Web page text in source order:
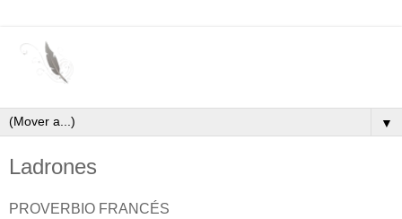
▼
Ladrones
PROVERBIO FRANCÉS